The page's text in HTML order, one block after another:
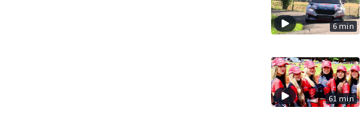
6 min
61 min